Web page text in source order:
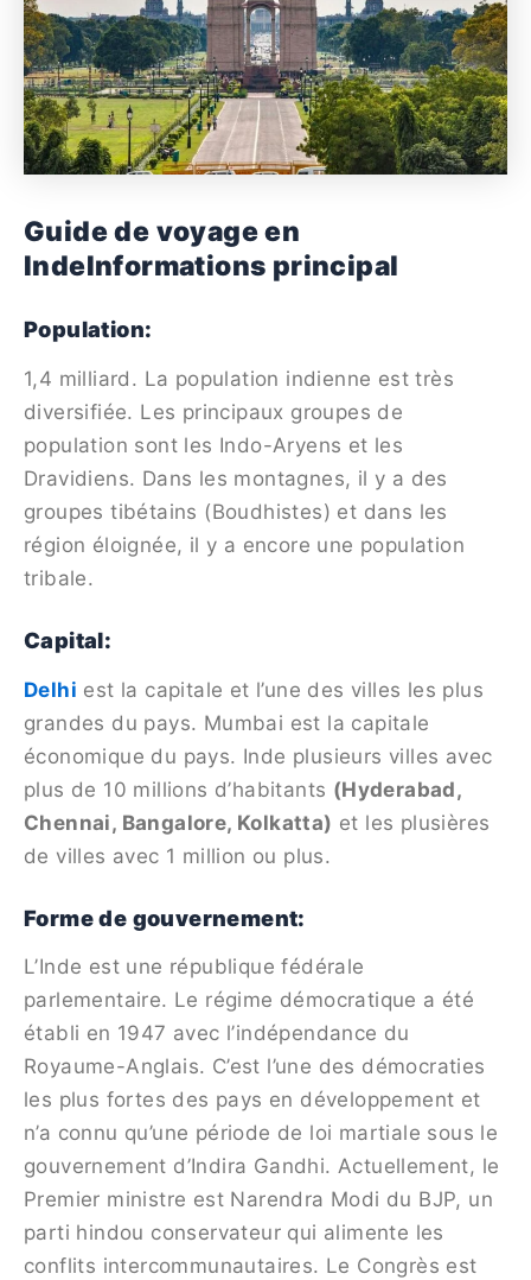
Guide de voyage en
IndeInformations principal
Population:
1,4 milliard. La population indienne est très
diversifiée. Les principaux groupes de
population sont les Indo-Aryens et les
Dravidiens. Dans les montagnes, il y a des
groupes tibétains (Boudhistes) et dans les
région éloignée, il y a encore une population
tribale.
Capital:
Delhi est la capitale et l’une des villes les plus
grandes du pays. Mumbai est la capitale
économique du pays. Inde plusieurs villes avec
plus de 10 millions d’habitants (Hyderabad,
Chennai, Bangalore, Kolkatta) et les plusières
de villes avec 1 million ou plus.
Forme de gouvernement:
L’Inde est une république fédérale
parlementaire. Le régime démocratique a été
établi en 1947 avec l’indépendance du
Royaume-Anglais. C’est l’une des démocraties
les plus fortes des pays en développement et
n’a connu qu’une période de loi martiale sous le
gouvernement d’Indira Gandhi. Actuellement, le
Premier ministre est Narendra Modi du BJP, un
parti hindou conservateur qui alimente les
conflits intercommunautaires. Le Congrès est